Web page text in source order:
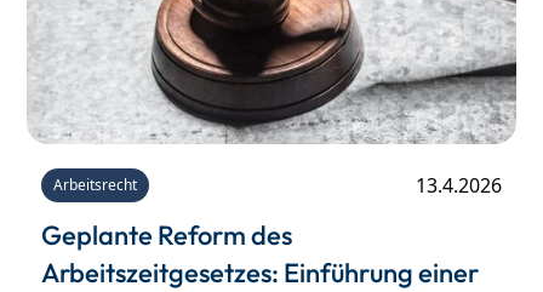
Arbeitsrecht 13.4.2026
Geplante Reform des
Arbeitszeitgesetzes: Einführung einer